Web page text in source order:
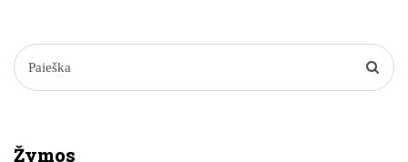
Žymos